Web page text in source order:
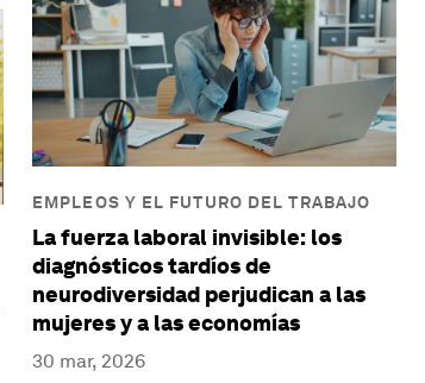
EMPLEOS Y EL FUTURO DEL TRABAJO
La fuerza laboral invisible: los
diagnósticos tardíos de
neurodiversidad perjudican a las
mujeres y a las economías
30 mar, 2026